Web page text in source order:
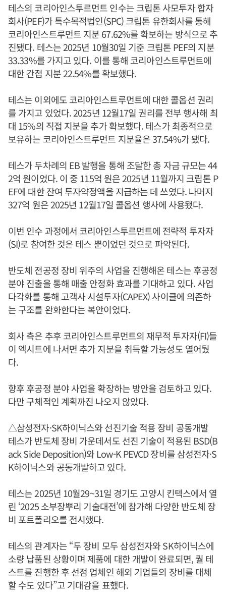
테스의 코리아인스투르먼트 인수는 크립톤 사모투자 합자
회사(PEF)가 특수목적법인(SPC) 크립톤 유한회사를 통해
코리아인스트루먼트 지분 67.62%를 확보하는 방식으로 추
진됐다. 테스는 2025년 10월30일 기준 크립톤 PEF의 지분
33.33%를 가지고 있다. 이를 통해 코리아인스트루먼트에
대한 간접 지분 22.54%를 확보했다.
테스는 이외에도 코리아인스트루먼트에 대한 콜옵션 권리
를 가지고 있었다. 2025년 12월17일 권리를 전부 행사해 최
대 15%의 직접 지분을 추가 확보했다. 테스가 최종적으로
보유하는 코리아인스트루먼트 지분율은 37.54%가 됐다.
테스가 두차례의 EB 발행을 통해 조달한 총 자금 규모는 44
2억 원이었다. 이 중 115억 원은 2025년 11월까지 크립톤 P
EF에 대한 잔여 투자약정액을 지급하는 데 쓰였다. 나머지
327억 원은 2025년 12월17일 콜옵션 행사에 사용됐다.
이번 인수 과정에서 코리아인스투르먼트에 전략적 투자자
(SI)로 참여한 것은 테스 뿐이었던 것으로 파악된다.
반도체 전공정 장비 위주의 사업을 진행해온 테스는 후공정
분야 진출을 통해 매출 안정화 효과를 기대하고 있다. 사업
다각화를 통해 고객사 시설투자(CAPEX) 사이클에 의존하
는 구조를 완화한다는 복안이었다.
회사 측은 추후 코리아인스트루먼트의 재무적 투자자(FI)들
이 엑시트에 나서면 추가 지분을 취득할 가능성도 열어뒀
다.
향후 후공정 분야 사업을 확장하는 방안을 검토하고 있다.
다만 구체적인 계획까진 나오지 않았다.
△삼성전자·SK하이닉스와 선진기술 적용 장비 공동개발
테스가 반도체 장비 가운데서도 선진 기술이 적용된 BSD(B
ack Side Deposition)와 Low-K PEVCD 장비를 삼성전자·S
K하이닉스와 공동개발하고 있다.
테스는 2025년 10월29~31일 경기도 고양시 킨텍스에서 열
린 ‘2025 소부장뿌리 기술대전’에 참가해 다양한 반도체 장
비 포트폴리오를 전시했다.
테스의 관계자는 “두 장비 모두 삼성전자와 SK하이닉스에
소량 납품된 상황이며 제품에 대한 개발이 완료되면, 퀄 테
스트를 진행한 후 선점 업체인 해외 기업들의 장비를 대체
할 수도 있다”고 기대감을 표했다.